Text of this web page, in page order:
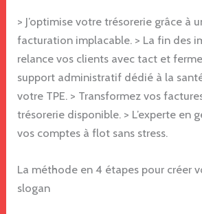
> J’optimise votre trésorerie grâce à
facturation implacable. > La fin des
relance vos clients avec tact et
support administratif dédié à la
votre TPE. > Transformez vos
trésorerie disponible. > L’experte en
vos comptes à flot sans stress.
La méthode en 4 étapes pour créer
slogan